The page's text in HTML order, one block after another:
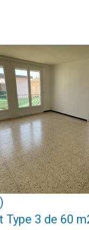
voir le bien
Type 3 de 60